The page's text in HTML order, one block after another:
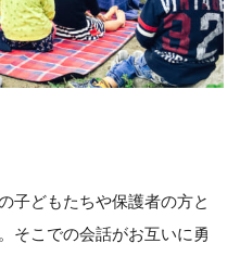
子どもたちや保護者の方と
そこでの会話がお互いに勇